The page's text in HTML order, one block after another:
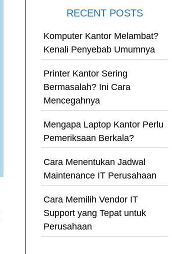
RECENT POSTS
Komputer Kantor Melambat?
Kenali Penyebab Umumnya
Printer Kantor Sering
Bermasalah? Ini Cara
Mencegahnya
Mengapa Laptop Kantor Perlu
Pemeriksaan Berkala?
Cara Menentukan Jadwal
Maintenance IT Perusahaan
Cara Memilih Vendor IT
Support yang Tepat untuk
Perusahaan